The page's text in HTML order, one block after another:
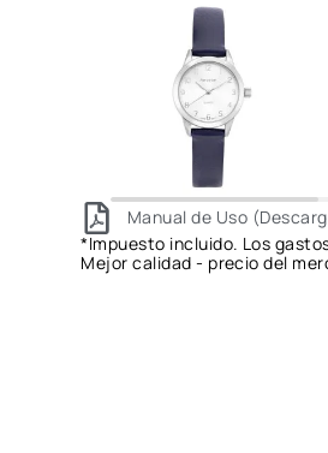
Manual de Uso
*Impuesto incluido. Los
Mejor calidad - precio del